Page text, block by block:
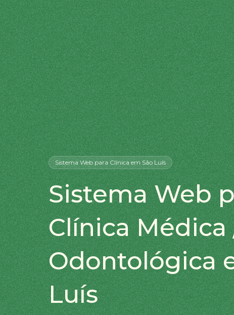
Sistema Webpara Clínicaem São Luís
Sistema Web
Clínica Médica
Odontológica
Luís